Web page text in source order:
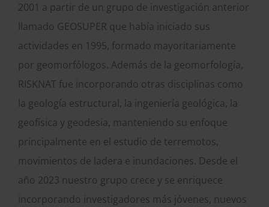
2001 a partir de un grupo de investigación anterior
llamado GEOSUPER que había iniciado sus
actividades en 1995, formado mayoritariamente
por geomorfólogos. Además de la geomorfología,
RISKNAT fue incorporando otras disciplinas como
la geología estructural, la ingeniería geológica, la
geofísica y geodesia, manteniendo su enfoque
principalmente en el estudio de terremotos,
movimientos de ladera e inundaciones. Desde el
año 2023 nuestro grupo crece y se enriquece
incorporando investigadores más jóvenes, nuevos